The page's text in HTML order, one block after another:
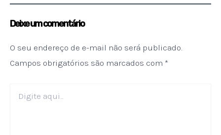
Deixe um comentário
O seu endereço de e-mail não será publicado.
Campos obrigatórios são marcados com *
aqui...